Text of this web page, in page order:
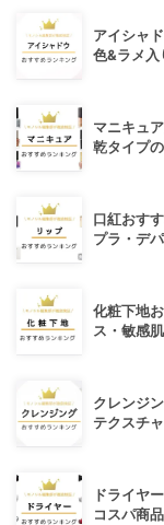
アイシャ
色&ラメ入
マニキュ
乾タイプ
口紅おす
プラ・デ
化粧下地
ス・敏感
クレンジ
テクスチ
ドライヤ
コスパ商品